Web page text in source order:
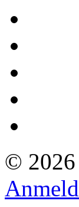
© 2026